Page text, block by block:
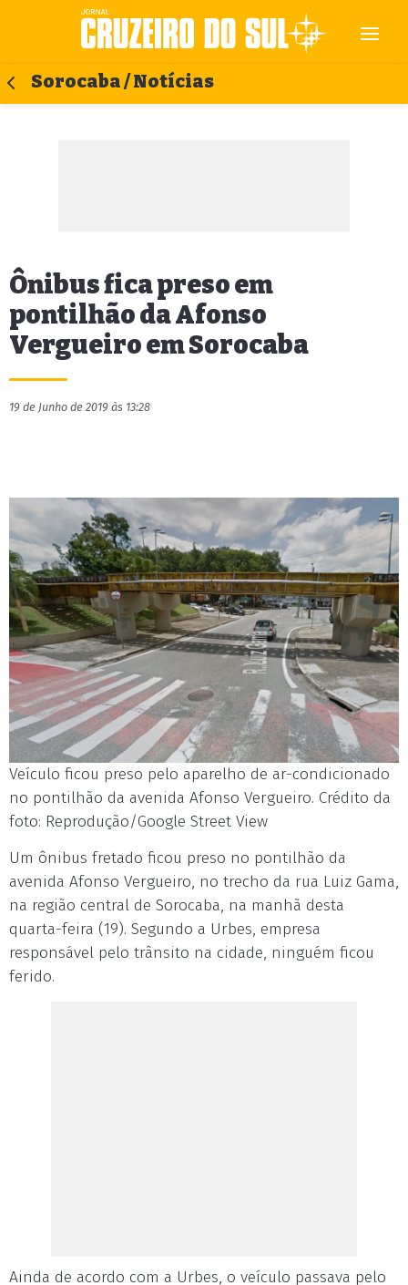
Sorocaba / Notícias
Ônibus fica preso em
pontilhão da Afonso
Vergueiro em Sorocaba
19 de Junho de 2019 às 13:28
Veículo ficou preso pelo aparelho de ar-condicionado
no pontilhão da avenida Afonso Vergueiro. Crédito da
foto: Reprodução/Google Street View
Um ônibus fretado ficou preso no pontilhão da
avenida Afonso Vergueiro, no trecho da rua Luiz Gama,
na região central de Sorocaba, na manhã desta
quarta-feira (19). Segundo a Urbes, empresa
responsável pelo trânsito na cidade, ninguém ficou
ferido.
Ainda de acordo com a Urbes, o veículo passava pelo